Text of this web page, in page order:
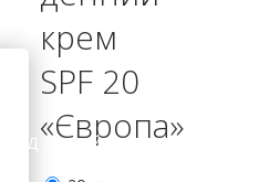
ВХІД НА САЙТ
крем
SPF 20
«Європа»